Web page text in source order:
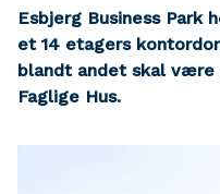
Esbjerg Business Park
et 14 etagers
blandt andet skal
Faglige Hus.